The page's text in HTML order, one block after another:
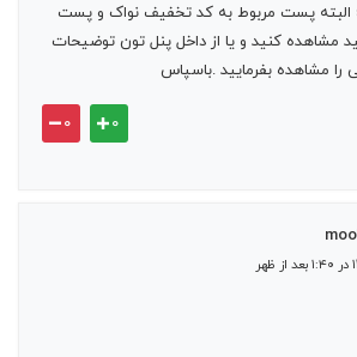
@sasan.kheyrandish البته پست مربوط به کد تخفیف نواک و پست
مشاهده کنید و یا از داخل پنل تون توضیحات
را مشاهده بفرمایید .باسپاس
۰ ۰